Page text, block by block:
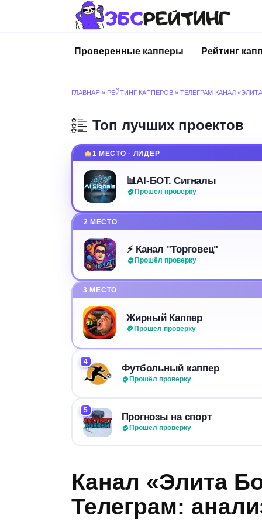
Проверенные капперы
Рейтинг
ГЛАВНАЯ » РЕЙТИНГ КАППЕРОВ » ТЕЛЕГРАМ-КАНАЛ
Топ лучших проектов
1 МЕСТО · ЛИДЕР
📊AI-БОТ. Сигналы
Прошёл проверку
2 МЕСТО
⚡️ Канал "Торговец"
Прошёл проверку
3 МЕСТО
Жирный Каппер
Прошёл проверку
4
Футбольный каппер
Прошёл проверку
5
Прогнозы на спорт
Прошёл проверку
Канал «Элита
Телеграм: